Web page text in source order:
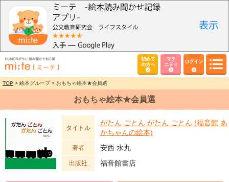
初めて
の方へ
マタ
ニティ
ログイン
TOP > 絵本グループ > おもちゃ絵本★会員選
おもちゃ絵本★会員選
タイトル
がたん ごとん がたん ごとん (福音館 あ
かちゃんの絵本)
著者 安西 水丸
出版社 福音館書店